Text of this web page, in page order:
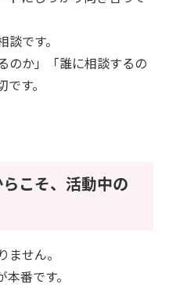
です。
のか」「誰に相談するの
す。
こそ、活動中の
せん。
番です。